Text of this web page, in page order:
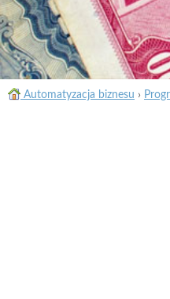
Automatyzacja biznesu ›